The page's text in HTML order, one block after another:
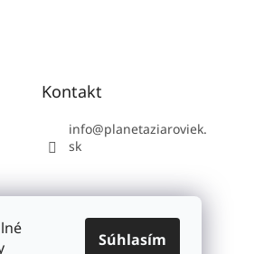
Súhlasím
Kontakt
info@planetaziaroviek.
sk